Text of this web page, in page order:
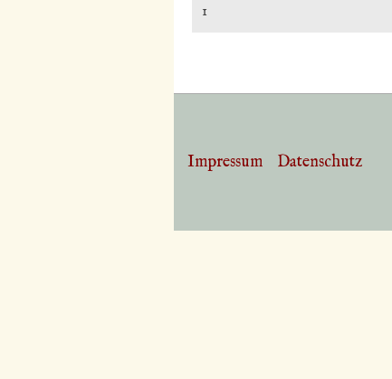
Footer-
Impressum Datenschutz